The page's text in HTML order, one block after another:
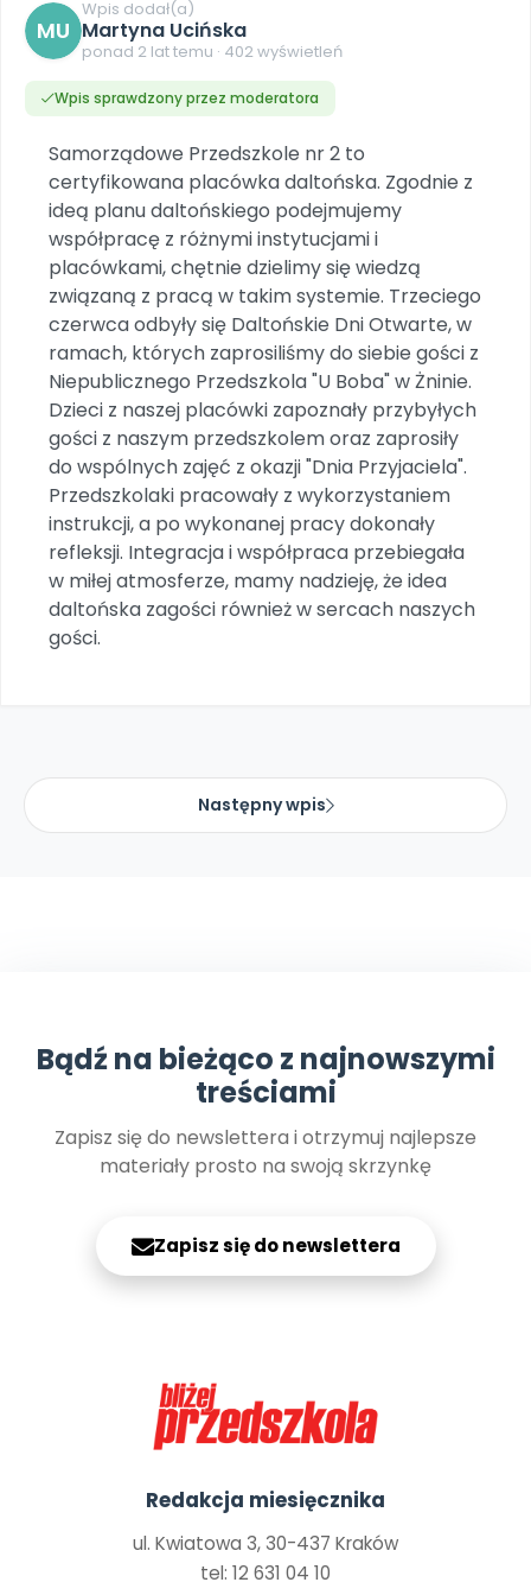
Scenariusze i artykuły
Pomoce dydaktyczne
Plany tygodniowe
Praca wychowawcza
Bliżejprzedszkolne zestawy
POLECAMY
Wybierz prezent
Przy zamówieniu prenumeraty
Zaplanuj rok przedszkolny
Materiały na nowy rok
Archiwalne numery
Pomoc
Miesięczniki
Ebooki
Wszystko dla przedszkoli
Zamówienia hurtowe
NA SKRÓTY
Letnia wyprzedaż
Promocje w sklepie
Nowości
Zapowiedzi
Polecamy
Promocje
Szkolenia w Twojej placówce
Konferencje
Spotkania na dużą skalę
Kompleksowe programy szkoleniowe
POLECAMY
Akademia Muzyki i Ruchu
E-wydania miesięcznika
INNE
Ebooki
Nasze interaktywne ebooki
Strona WWW dla przedszkola
Gotowa w mniej niż 10 min • 14 dni bez opłat
Pakiet bliżej MAX
Dookoła Polski
Poznajemy regiony
Sensosmyki
Patronat BLIŻEJ PRZEDSZKOLA
Literkowo
Nauka liter i głosek
Sprintem do maratonu
Ruch i motywacja
Bliżej Pieska
Pomoc zwierzętom
Książka (dla) Przedszkolaka
Promowanie czytelnictwa
Wygrywaj nagrody
SOCIAL MEDIA
Facebook
Aktualności
Instagram
Zobacz nas na Instagramie
TikTok
Zobacz nas na TikToku
YouTube
Filmy edukacyjne
MU
Wpis dodał(a)
Martyna Ucińska
ponad 2 lat temu · 402 wyświetleń
Wpis sprawdzony przez moderatora
Samorządowe Przedszkole nr 2 to
certyfikowana placówka daltońska. Zgodnie z
ideą planu daltońskiego podejmujemy
współpracę z różnymi instytucjami i
placówkami, chętnie dzielimy się wiedzą
związaną z pracą w takim systemie. Trzeciego
czerwca odbyły się Daltońskie Dni Otwarte, w
ramach, których zaprosiliśmy do siebie gości z
Niepublicznego Przedszkola "U Boba" w Żninie.
Dzieci z naszej placówki zapoznały przybyłych
gości z naszym przedszkolem oraz zaprosiły
do wspólnych zajęć z okazji "Dnia Przyjaciela".
Przedszkolaki pracowały z wykorzystaniem
instrukcji, a po wykonanej pracy dokonały
refleksji. Integracja i współpraca przebiegała
w miłej atmosferze, mamy nadzieję, że idea
daltońska zagości również w sercach naszych
gości.
Następny wpis
Bądź na bieżąco z najnowszymi
treściami
Zapisz się do newslettera i otrzymuj najlepsze
materiały prosto na swoją skrzynkę
Zapisz się do newslettera
Redakcja miesięcznika
ul. Kwiatowa 3, 30-437 Kraków
tel: 12 631 04 10